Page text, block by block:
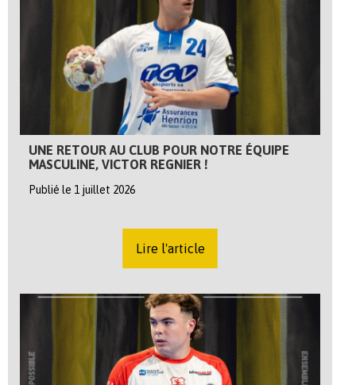
UNE RETOUR AU CLUB POUR NOTRE ÉQUIPE
MASCULINE, VICTOR REGNIER !
Publié le 1 juillet 2026
Lire l'article